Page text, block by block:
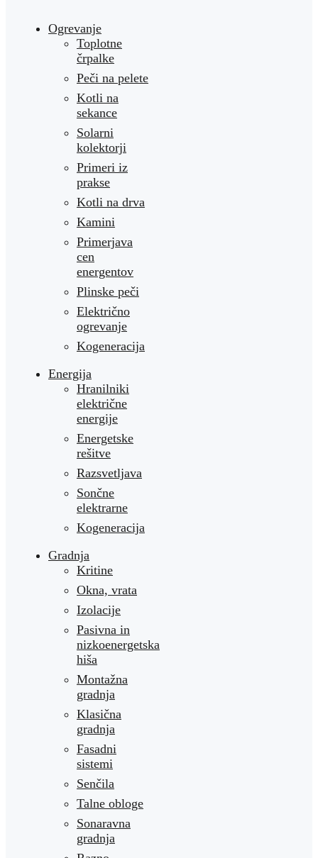
Ogrevanje
Toplotne
črpalke
Peči na pelete
Kotli na
sekance
Solarni
kolektorji
Primeri iz
prakse
Kotli na drva
Kamini
Primerjava
cen
energentov
Plinske peči
Električno
ogrevanje
Kogeneracija
Energija
Hranilniki
električne
energije
Energetske
rešitve
Razsvetljava
Sončne
elektrarne
Kogeneracija
Gradnja
Kritine
Okna, vrata
Izolacije
Pasivna in
nizkoenergetska
hiša
Montažna
gradnja
Klasična
gradnja
Fasadni
sistemi
Senčila
Talne obloge
Sonaravna
gradnja